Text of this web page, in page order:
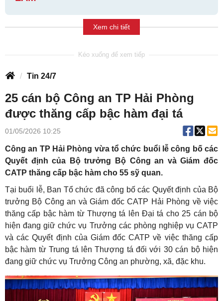
Xem chi tiết
Tin 24/7
25 cán bộ Công an TP Hải Phòng
được thăng cấp bậc hàm đại tá
01/05/2026 10:25
Công an TP Hải Phòng vừa tổ chức buổi lễ công bố các
Quyết định của Bộ trưởng Bộ Công an và Giám đốc
CATP thăng cấp bậc hàm cho 55 sỹ quan.
Tại buổi lễ, Ban Tổ chức đã công bố các Quyết định của Bộ
trưởng Bộ Công an và Giám đốc CATP Hải Phòng về việc
thăng cấp bậc hàm từ Thượng tá lên Đại tá cho 25 cán bộ
hiện đang giữ chức vụ Trưởng các phòng nghiệp vụ CATP
và các Quyết định của Giám đốc CATP về việc thăng cấp
bậc hàm từ Trung tá lên Thượng tá đối với 30 cán bộ hiện
đang giữ chức vụ Trưởng Công an phường, xã, đặc khu.